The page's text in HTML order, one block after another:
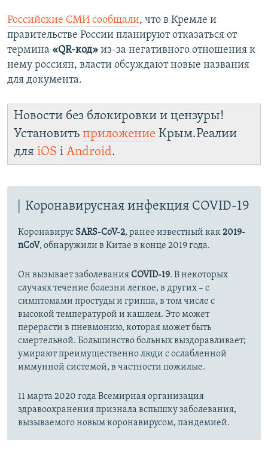
Российские СМИ сообщали, что в Кремле и
правительстве России планируют отказаться от
термина «QR-код» из-за негативного отношения к
нему россиян, власти обсуждают новые названия
для документа.
Новости без блокировки и цензуры!
Установить приложение Крым.Реалии
для iOS і Android.
Коронавирусная инфекция COVID-19
Коронавирус SARS-CoV-2, ранее известный как2019-
nCoV, обнаружили в Китае в конце 2019 года.
Он вызывает заболеванияCOVID-19. В некоторых
случаях течение болезни легкое, в других – с
симптомами простуды и гриппа, в том числе с
высокой температурой и кашлем. Это может
перерасти в пневмонию, которая может быть
смертельной. Большинство больных выздоравливает;
умирают преимущественно люди с ослабленной
иммунной системой, в частности пожилые.
11 марта 2020 года Всемирная организация
здравоохранения признала вспышку заболевания,
вызываемого новым коронавирусом, пандемией.